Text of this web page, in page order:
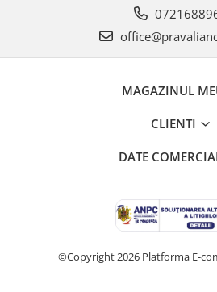
MAGAZINUL
CLIENTI
DATE
©Copyright 2026 Platforma E-